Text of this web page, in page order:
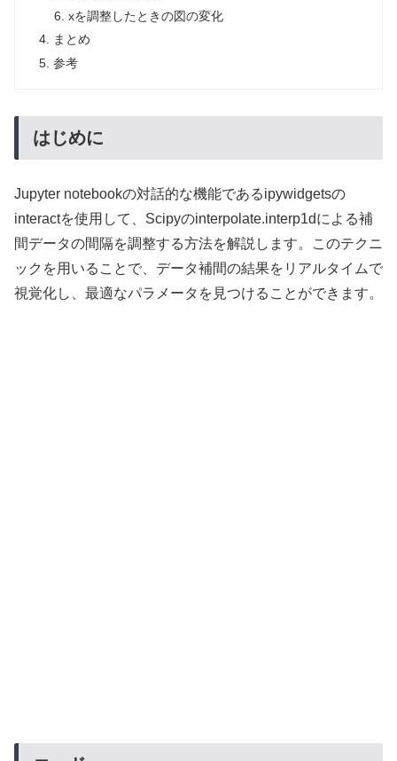
xを調整したときの図の変化
まとめ
参考
はじめに
Jupyter notebookの対話的な機能であるipywidgetsの
interactを使用して、Scipyのinterpolate.interp1dによる補
間データの間隔を調整する方法を解説します。このテクニ
ックを用いることで、データ補間の結果をリアルタイムで
視覚化し、最適なパラメータを見つけることができます。